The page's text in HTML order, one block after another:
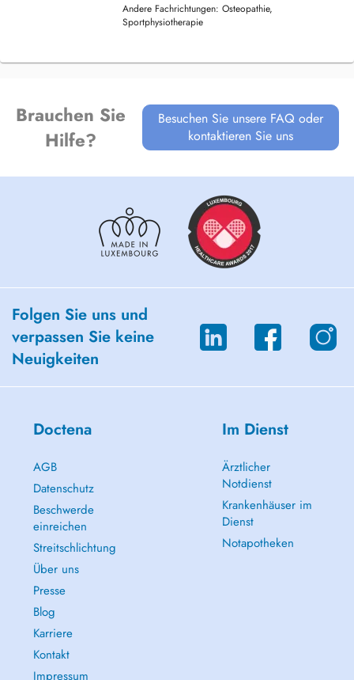
Andere Fachrichtungen: Osteopathie,
Sportphysiotherapie
Brauchen Sie
Hilfe?
Besuchen Sie unsere FAQ oder
kontaktieren Sie uns
Folgen Sie uns und
verpassen Sie keine
Neuigkeiten
Doctena
AGB
Datenschutz
Beschwerde
einreichen
Streitschlichtung
Über uns
Presse
Blog
Karriere
Kontakt
Impressum
Im Dienst
Ärztlicher
Notdienst
Krankenhäuser im
Dienst
Notapotheken